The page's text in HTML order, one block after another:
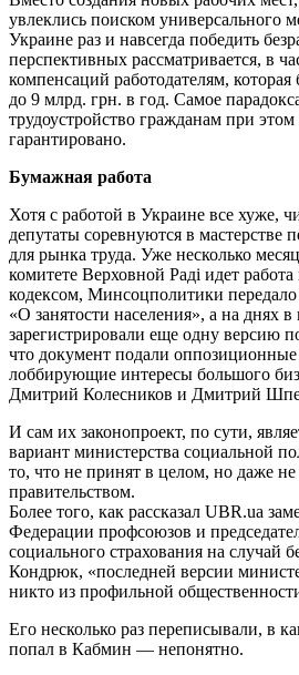
увлеклись поиском универсального
Украине раз и навсегда победить
перспективных рассматривается, в
компенсаций работодателям, которая
до 9 млрд. грн. в год. Самое
трудоустройство гражданам при этом
гарантировано.
Бумажная работа
Хотя с работой в Украине все хуже,
депутаты соревнуются в мастерстве
для рынка труда. Уже несколько
комитете Верховной Раді идет
кодексом, Минсоцполитики
«О занятости населения», а на днях в
зарегистрировали еще одну версию
что документ подали
лоббирующие интересы большого
Дмитрий Колесников и Дмитрий
И сам их законопроект, по сути,
вариант министерства социальной
то, что не принят в целом, но даже
правительством.
Более того, как рассказал UBR.ua
Федерации профсоюзов и
социального страхования на случай
Кондрюк, «последней версии
никто из профильной
Его несколько раз переписывали, в
попал в Кабмин — непонятно.